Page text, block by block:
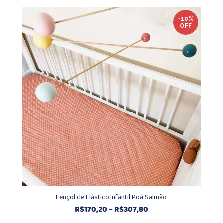
preço:
R$161,30
através
R$212,30
-10%
OFF
Lençol de Elástico Infantil Poá Salmão
R$170,20–R$307,80Faixa